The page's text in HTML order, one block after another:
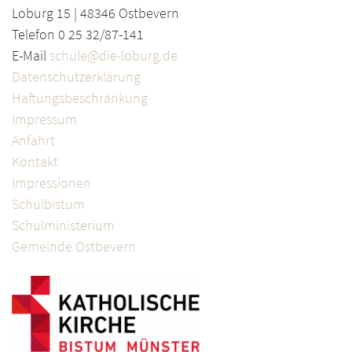
Loburg 15 | 48346 Ostbevern
Telefon 0 25 32/87-141
E-Mail schule@die-loburg.de
Datenschutzerklärung
Haftungsbeschränkung
Impressum
Anfahrt
Kontakt
Impressionen
Schulbistum
Schulministerium
Gemeinde Ostbevern